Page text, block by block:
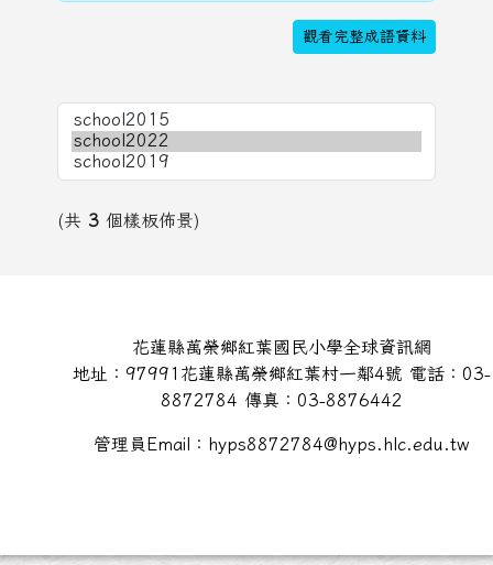
觀看完整成語資料
(共 3 個樣板佈景)
花蓮縣萬榮鄉紅葉國民小學全球資訊網
地址：97991花蓮縣萬榮鄉紅葉村一鄰4號 電話：03-
8872784 傳真：03-8876442
管理員Email：hyps8872784@hyps.hlc.edu.tw